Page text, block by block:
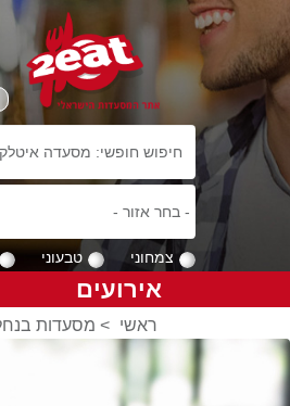
צמחוני טבעוני
אירועים
ראשי > מסעדות